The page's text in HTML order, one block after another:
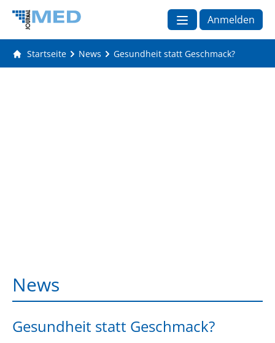
Anmelden
Startseite News Gesundheit statt Geschmack?
News
Gesundheit statt Geschmack?